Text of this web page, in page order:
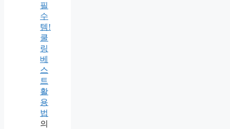
필
수
템!
쿨
링
베
스
트
활
용
법
의